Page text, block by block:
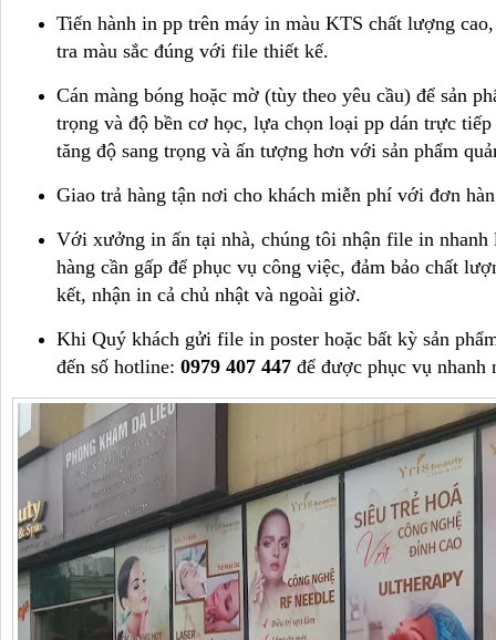
Tiến hành in pp trên máy in màu KTS chất lượng
tra màu sắc đúng với file thiết kế.
Cán màng bóng hoặc mờ (tùy theo yêu cầu) để sản
trọng và độ bền cơ học, lựa chọn loại pp dán trực
tăng độ sang trọng và ấn tượng hơn với sản phẩm
Giao trả hàng tận nơi cho khách miễn phí với đơn
Với xưởng in ấn tại nhà, chúng tôi nhận file in nhanh
hàng cần gấp để phục vụ công việc, đảm bảo chất
kết, nhận in cả chủ nhật và ngoài giờ.
Khi Quý khách gửi file in poster hoặc bất kỳ sản
đến số hotline: 0979 407 447 để được phục vụ nhanh